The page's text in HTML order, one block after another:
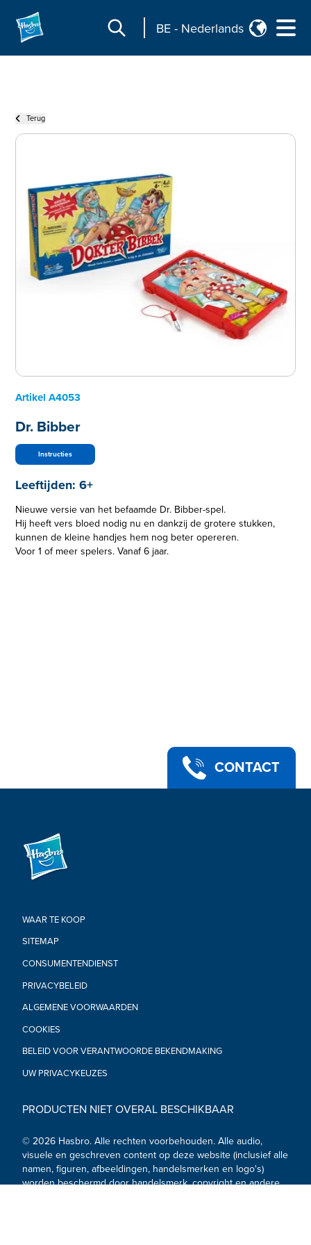
BE - Nederlands
Terug
Artikel A4053
Dr. Bibber
Instructies
Leeftijden: 6+
Nieuwe versie van het befaamde Dr. Bibber-spel.
Hij heeft vers bloed nodig nu en dankzij de grotere stukken,
kunnen de kleine handjes hem nog beter opereren.
Voor 1 of meer spelers. Vanaf 6 jaar.
CONTACT
WAAR TE KOOP
SITEMAP
CONSUMENTENDIENST
PRIVACYBELEID
ALGEMENE VOORWAARDEN
COOKIES
BELEID VOOR VERANTWOORDE BEKENDMAKING
UW PRIVACYKEUZES
PRODUCTEN NIET OVERAL BESCHIKBAAR
© 2026 Hasbro. Alle rechten voorbehouden. Alle audio,
visuele en geschreven content op deze website (inclusief alle
namen, figuren, afbeeldingen, handelsmerken en logo's)
worden beschermd door handelsmerk, copyright en andere